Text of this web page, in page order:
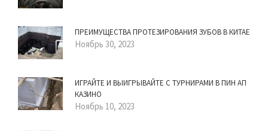
ПРЕИМУЩЕСТВА ПРОТЕЗИРОВАНИЯ ЗУБОВ В КИТАЕ
Ноябрь 30, 2023
ИГРАЙТЕ И ВЫИГРЫВАЙТЕ С ТУРНИРАМИ В ПИН АП
КАЗИНО
Ноябрь 10, 2023